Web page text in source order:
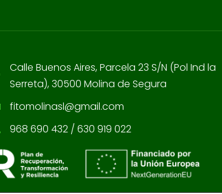
Calle Buenos Aires, Parcela 23 S/N (Pol Ind la
Serreta), 30500 Molina de Segura
fitomolinasl@gmail.com
968 690 432 / 630 919 022